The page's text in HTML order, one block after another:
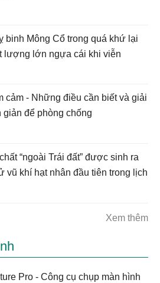
binh Mông Cổ trong quá khứ lại
lượng lớn ngựa cái khi viễn
cảm - Những điều cần biết và giải
giản để phòng chống
“ngoài Trái đất” được sinh ra
vũ khí hạt nhân đầu tiên trong lịch
Xem thêm
Pro - Công cụ chụp màn hình